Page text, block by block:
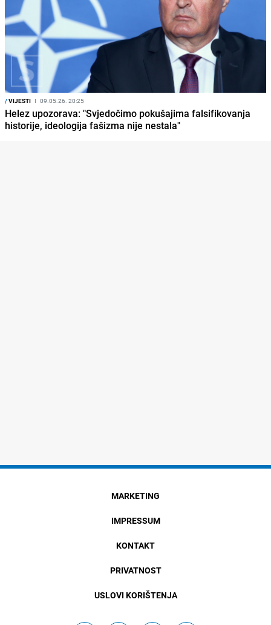
/VIJESTI I 09.05.26. 20:25
Helez upozorava: "Svjedočimo pokušajima falsifikovanja
historije, ideologija fašizma nije nestala"
MARKETING
IMPRESSUM
KONTAKT
PRIVATNOST
USLOVI KORIŠTENJA